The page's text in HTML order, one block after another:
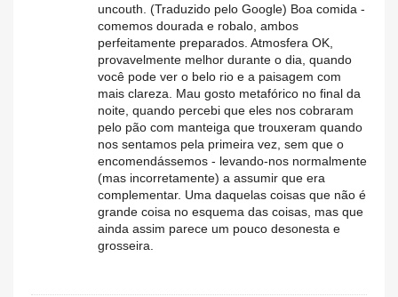
uncouth. (Traduzido pelo Google) Boa comida -
comemos dourada e robalo, ambos
perfeitamente preparados. Atmosfera OK,
provavelmente melhor durante o dia, quando
você pode ver o belo rio e a paisagem com
mais clareza. Mau gosto metafórico no final da
noite, quando percebi que eles nos cobraram
pelo pão com manteiga que trouxeram quando
nos sentamos pela primeira vez, sem que o
encomendássemos - levando-nos normalmente
(mas incorretamente) a assumir que era
complementar. Uma daquelas coisas que não é
grande coisa no esquema das coisas, mas que
ainda assim parece um pouco desonesta e
grosseira.